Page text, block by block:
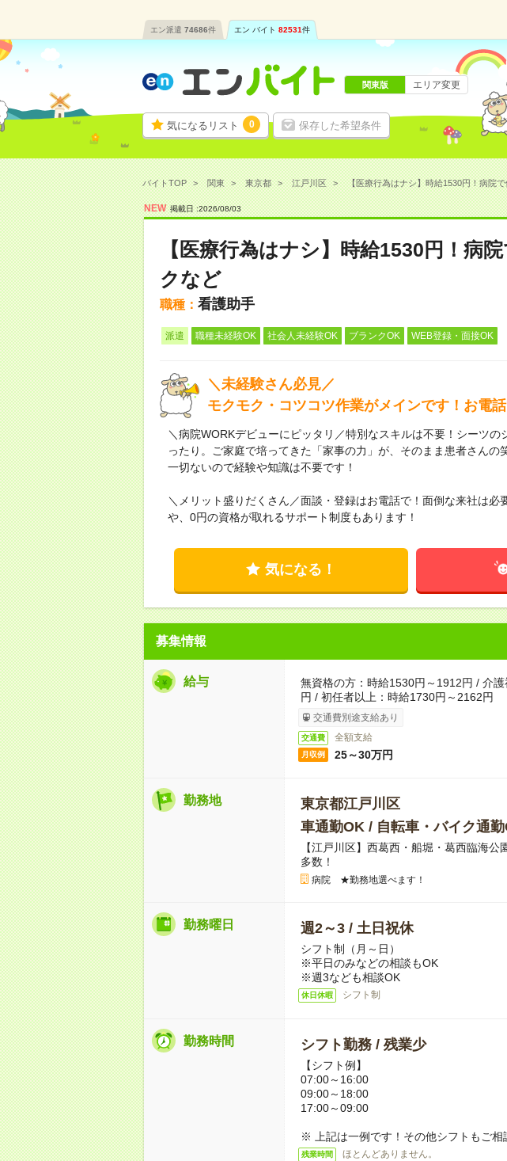
エン派遣 74686件 エン バイト 82531件
気になるリスト 0 保存した希望条件
関東版 エリア変更
バイトTOP 関東 東京都 江戸川区 【医療行為はナシ】時給1530円！病院
NEW 掲載日 :2026/08/03
【医療行為はナシ】時給1530円！病
クなど
職種： 看護助手
派遣 職種未経験OK 社会人未経験OK ブランクOK WEB登録・面接OK
＼未経験さん必見／
モクモク・コツコツ作業がメインです！お電
＼病院WORKデビューにピッタリ／特別なスキルは不要！シーツの
ったり。ご家庭で培ってきた「家事の力」が、そのまま患者さんの
一切ないので経験や知識は不要です！
＼メリット盛りだくさん／面談・登録はお電話で！面倒な来社は必
や、0円の資格が取れるサポート制度もあります！
気になる！
募集情報
給与
無資格の方：時給1530円～1912円 / 介
円 / 初任者以上：時給1730円～2162円
交通費別途支給あり
交通費 全額支給
月収例 25～30万円
勤務地
東京都江戸川区
車通勤OK / 自転車・バイク通
【江戸川区】西葛西・船堀・葛西臨海
多数！
病院 ★勤務地選べます！
勤務曜日 週2～3 / 土日祝休
シフト制（月～日）
※平日のみなどの相談もOK
※週3なども相談OK
休日休暇 シフト制
勤務時間 シフト勤務 / 残業少
【シフト例】
07:00～16:00
09:00～18:00
17:00～09:00
※ 上記は一例です！その他シフトもご相
残業時間 ほとんどありません。